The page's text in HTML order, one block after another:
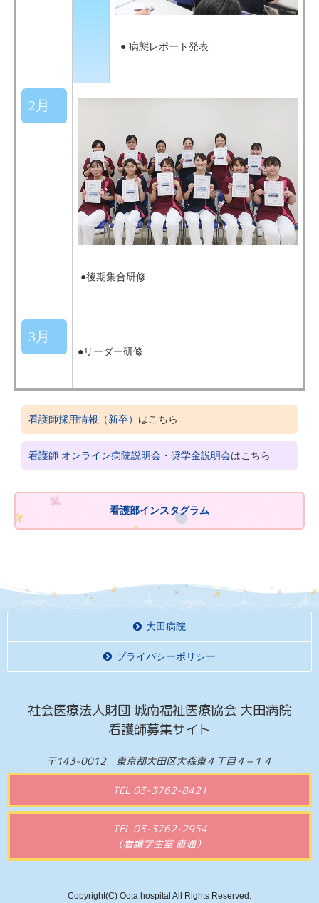
● 病態レポート発表
2月
●後期集合研修
3月
●リーダー研修
看護師採用情報（新卒） はこちら
看護師 オンライン病院説明会・奨学金説明会はこちら
看護部インスタグラム
大田病院
プライバシーポリシー
社会医療法人財団 城南福祉医療協会 大田病院
看護師募集サイト
〒143-0012 東京都大田区大森東４丁目４−１４
TEL 03-3762-8421
TEL 03-3762-2954
（看護学生室 直通）
Copyright(C) Oota hospital All Rights Reserved.